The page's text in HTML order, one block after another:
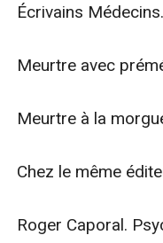
Écrivains Médecins.
Meurtre avec
Meurtre à la
Chez le même
Roger Caporal.